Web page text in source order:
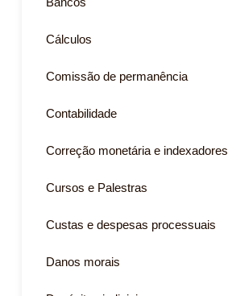
Cálculos
Comissão de permanência
Contabilidade
Correção monetária e indexadores
Cursos e Palestras
Custas e despesas processuais
Danos morais